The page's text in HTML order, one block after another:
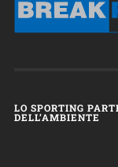
LO SPORTING
DELL’AMBIENTE